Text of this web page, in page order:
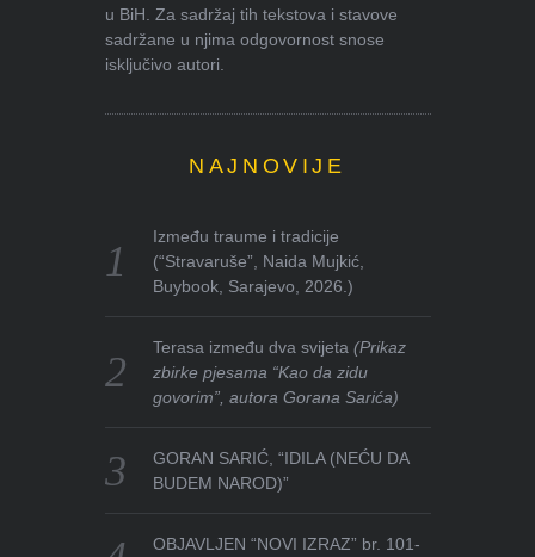
u BiH. Za sadržaj tih tekstova i stavove
sadržane u njima odgovornost snose
isključivo autori.
NAJNOVIJE
Između traume i tradicije
(“Stravaruše”, Naida Mujkić,
Buybook, Sarajevo, 2026.)
Terasa između dva svijeta(Prikaz
zbirke pjesama “Kao da zidu
govorim”, autora Gorana Sarića)
GORAN SARIĆ, “IDILA (NEĆU DA
BUDEM NAROD)”
OBJAVLJEN “NOVI IZRAZ” br. 101-